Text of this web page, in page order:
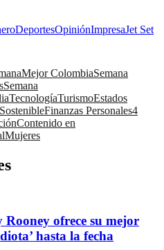
DeportesOpiniónImpresaJet Set
Mejor ColombiaSemana
Semana
TecnologíaTurismoEstados
Finanzas Personales4
Contenido en
Mujeres
ofrece su mejor
hasta la fecha